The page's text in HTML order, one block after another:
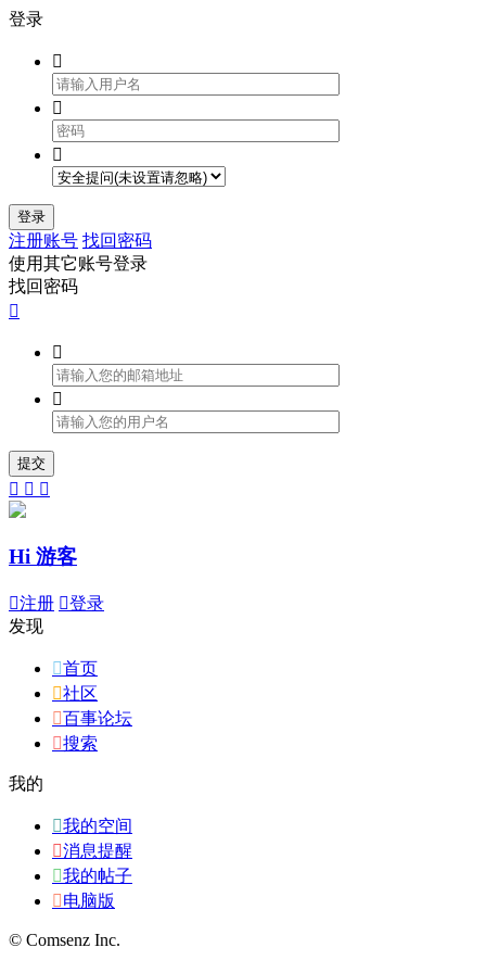
登录



登录
注册账号 找回密码
使用其它账号登录
找回密码



提交
  
Hi 游客
注册 登录
发现
首页
社区
百事论坛
搜索
我的
我的空间
消息提醒
我的帖子
电脑版
© Comsenz Inc.